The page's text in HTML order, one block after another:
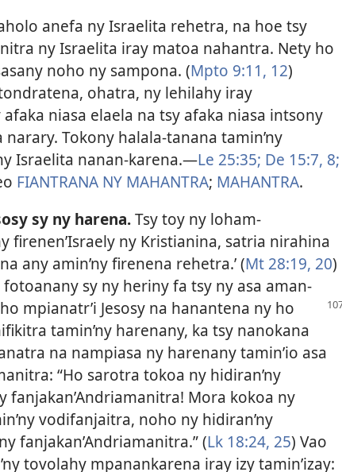
anefa ny Israelita rehetra, na hoe tsy
ny Israelita iray matoa nahantra. Nety ho
noho ny sampona. (Mpto 9:11, 12)
ohatra, ny lehilahy iray
niasa elaela na tsy afaka niasa intsony
Tokony halala-tanana tamin’ny
Israelita nanan-karena.​—Le 25:35; De 15:7, 8;
FIANTRANA NY MAHANTRA; MAHANTRA.
sy ny harena.Tsy toy ny loham-
firenen’Israely ny Kristianina, satria nirahina
any amin’ny firenena rehetra.’ (Mt 28:19, 20)
sy ny heriny fa tsy ny asa aman-
mpianatr’i Jesosy na hanantena ny ho
tamin’ny harenany, ka tsy nanokana
na nampiasa ny harenany tamin’io asa
“Ho sarotra tokoa ny hidiran’ny
fanjakan’Andriamanitra! Mora kokoa ny
vodifanjaitra, noho ny hidiran’ny
fanjakan’Andriamanitra.” (Lk 18:24, 25) Vao
tovolahy mpanankarena iray izy tamin’izay: